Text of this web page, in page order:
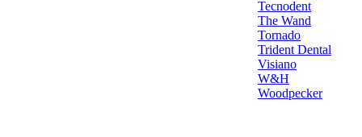
Tecnodent
The Wand
Tornado
Trident Dental
Visiano
W&H
Woodpecker